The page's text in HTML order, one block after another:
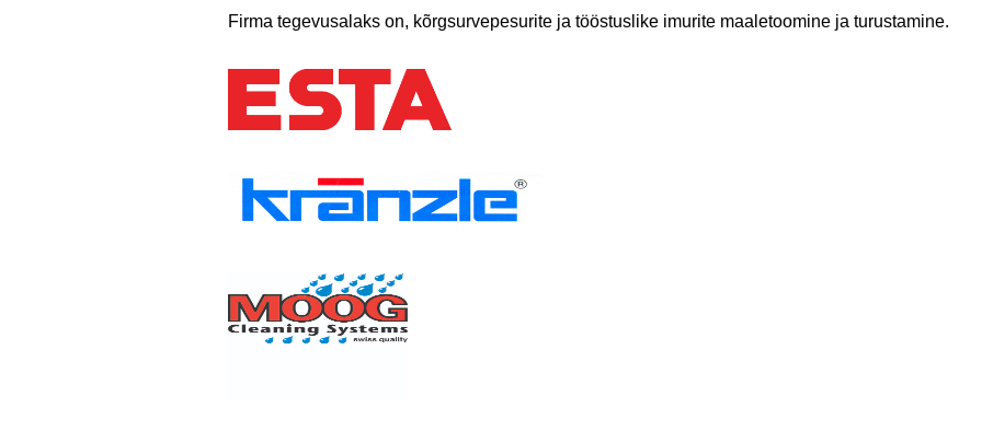
Firma tegevusalaks on, kõrgsurvepesurite ja tööstuslike imurite maaletoomine ja turustamine.